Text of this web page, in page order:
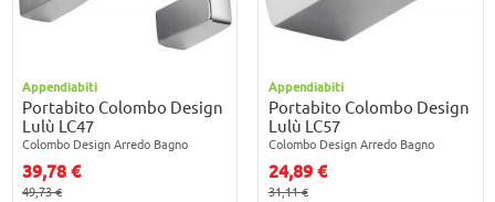
Appendiabiti
Portabito Colombo Design
Lulù LC47
Colombo Design Arredo Bagno
39,78 €
49,73 €
Appendiabiti
Portabito Colombo Design
Lulù LC57
Colombo Design Arredo Bagno
24,89 €
31,11 €